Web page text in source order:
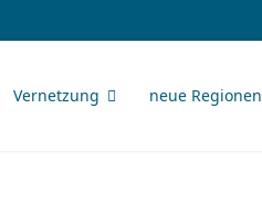
Vernetzung neue Regionen